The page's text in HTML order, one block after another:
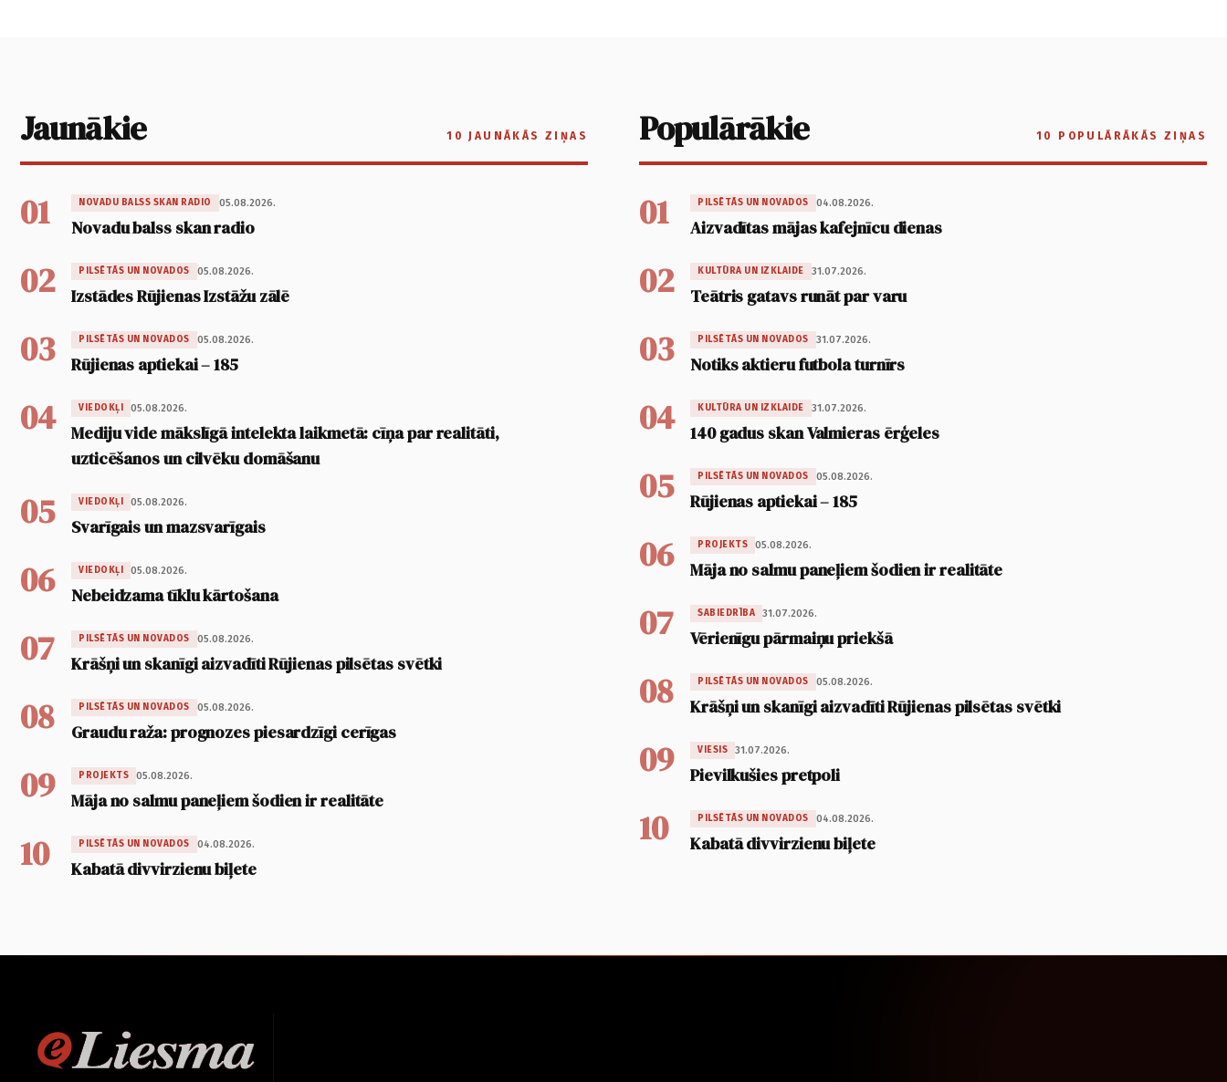
Jaunākie 10 JAUNĀKĀS ZIŅAS
01 NOVADU BALSS SKAN RADIO 05.08.2026.
Novadu balss skan radio
02 PILSĒTĀS UN NOVADOS 05.08.2026.
Izstādes Rūjienas Izstāžu zālē
03 PILSĒTĀS UN NOVADOS 05.08.2026.
Rūjienas aptiekai – 185
04 VIEDOKĻI 05.08.2026.
Mediju vide mākslīgā intelekta laikmetā: cīņa par realitāti,
uzticēšanos un cilvēku domāšanu
05 VIEDOKĻI 05.08.2026.
Svarīgais un mazsvarīgais
06 VIEDOKĻI 05.08.2026.
Nebeidzama tīklu kārtošana
07 PILSĒTĀS UN NOVADOS 05.08.2026.
Krāšņi un skanīgi aizvadīti Rūjienas pilsētas svētki
08 PILSĒTĀS UN NOVADOS 05.08.2026.
Graudu raža: prognozes piesardzīgi cerīgas
09 PROJEKTS 05.08.2026.
Māja no salmu paneļiem šodien ir realitāte
10 PILSĒTĀS UN NOVADOS 04.08.2026.
Kabatā divvirzienu biļete
Populārākie 10 POPULĀRĀKĀS ZIŅAS
01 PILSĒTĀS UN NOVADOS 04.08.2026.
Aizvadītas mājas kafejnīcu dienas
02 KULTŪRA UN IZKLAIDE 31.07.2026.
Teātris gatavs runāt par varu
03 PILSĒTĀS UN NOVADOS 31.07.2026.
Notiks aktieru futbola turnīrs
04 KULTŪRA UN IZKLAIDE 31.07.2026.
140 gadus skan Valmieras ērģeles
05 PILSĒTĀS UN NOVADOS 05.08.2026.
Rūjienas aptiekai – 185
06 PROJEKTS 05.08.2026.
Māja no salmu paneļiem šodien ir realitāte
07 SABIEDRĪBA 31.07.2026.
Vērienīgu pārmaiņu priekšā
08 PILSĒTĀS UN NOVADOS 05.08.2026.
Krāšņi un skanīgi aizvadīti Rūjienas pilsētas svētki
09 VIESIS 31.07.2026.
Pievilkušies pretpoli
10 PILSĒTĀS UN NOVADOS 04.08.2026.
Kabatā divvirzienu biļete